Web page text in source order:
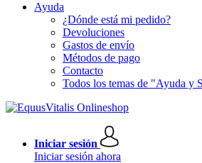
Ayuda
¿Dónde está mi pedido?
Devoluciones
Gastos de envío
Métodos de pago
Contacto
Todos los temas de "Ayuda y
Iniciar sesión
Iniciar sesión ahora